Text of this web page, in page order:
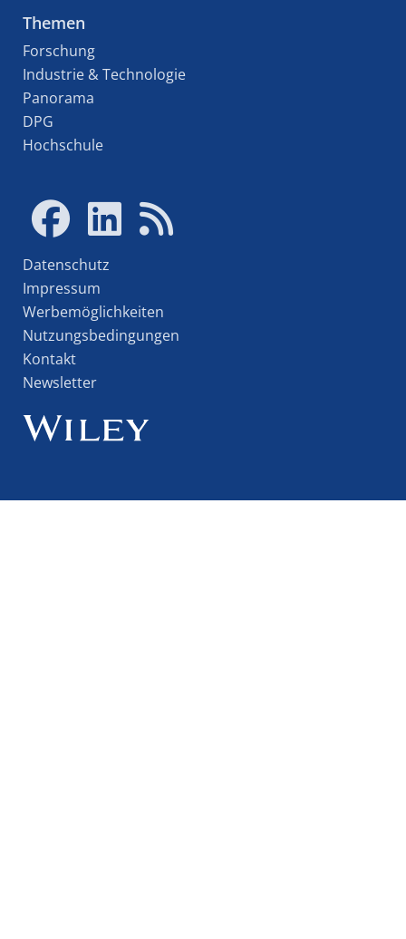
Themen
Forschung
Industrie & Technologie
Panorama
DPG
Hochschule
Datenschutz
Impressum
Werbemöglichkeiten
Nutzungsbedingungen
Kontakt
Newsletter